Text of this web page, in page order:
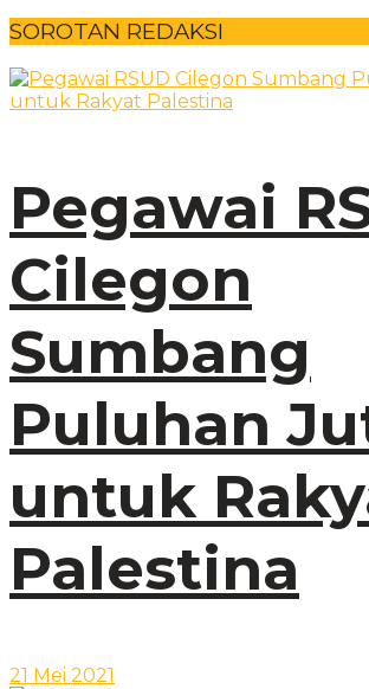
SOROTAN REDAKSI
Pegawai
Cilegon
Sumbang
Puluhan
untuk
Palestina
21 Mei 2021